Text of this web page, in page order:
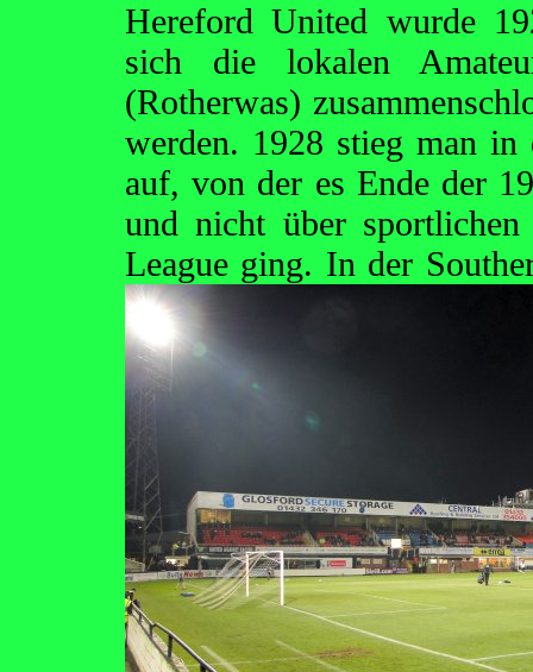
Hereford United wurde
sich die lokalen
(Rotherwas)
werden. 1928 stieg man
auf, von der es Ende der
und nicht über
League ging. In der